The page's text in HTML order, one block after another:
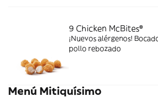
9 Chicken McBites®
¡Nuevos alérgenos!
pollo rebozado
Menú Mitiquísimo